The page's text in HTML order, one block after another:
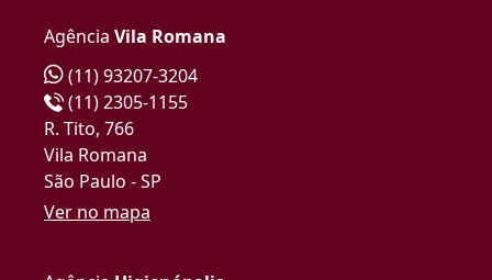
Agência Vila Romana
(11) 93207-3204
(11) 2305-1155
R. Tito, 766
Vila Romana
São Paulo - SP
Ver no mapa